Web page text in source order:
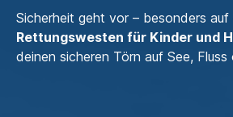
Sicherheit geht vor – besonders
Rettungswesten für Kinder und
deinen sicheren Törn auf See, Fluss